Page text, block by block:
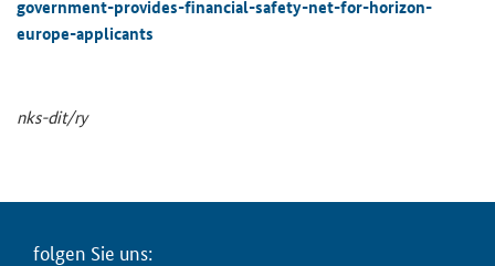
government-provides-financial-safety-net-for-horizon-
europe-applicants
nks-​dit/ry
fol­gen Sie uns: